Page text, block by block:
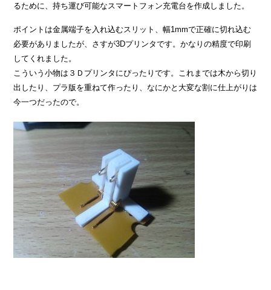
るために、持ち運び可能なスマートフォン充電台を作成しました。
ポイントは金属端子を入れ込むスリット、幅1mmで正確に切れ込む
必要がありましたが、さすが3Dプリンタです。かなりの精度で印刷
してくれました。
こういう小物は３Ｄプリンタにぴったりです。これまでは木から切り
出したり、プラ版を重ねて作ったり、なにかと大変な割に仕上がりは
今一つだったので。